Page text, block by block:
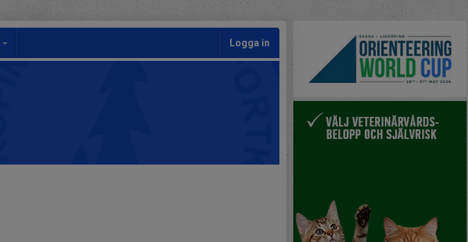
Logga in